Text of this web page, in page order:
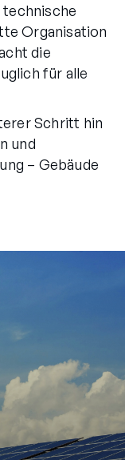
technische
Organisation
die
für alle
Schritt hin
und
– Gebäude